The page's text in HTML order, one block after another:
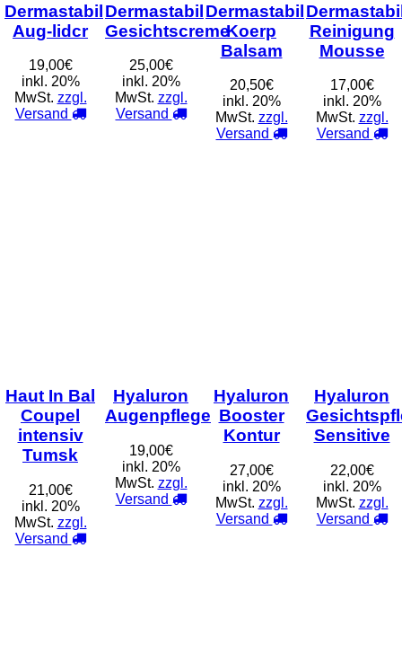
Dermastabil
Aug-lidcr
19,00€
inkl. 20%
MwSt. zzgl.
Versand
Dermastabil
Gesichtscreme
25,00€
inkl. 20%
MwSt. zzgl.
Versand
Dermastabil
Koerp
Balsam
20,50€
inkl. 20%
MwSt. zzgl.
Versand
Reinigung
Mousse
17,00€
inkl. 20%
MwSt. zzgl.
Versand
Haut In Bal
Coupel
intensiv
Tumsk
21,00€
inkl. 20%
MwSt. zzgl.
Versand
Hyaluron
Augenpflege
19,00€
inkl. 20%
MwSt. zzgl.
Versand
Hyaluron
Booster
Kontur
27,00€
inkl. 20%
MwSt. zzgl.
Versand
Hyaluron
Sensitive
22,00€
inkl. 20%
MwSt. zzgl.
Versand